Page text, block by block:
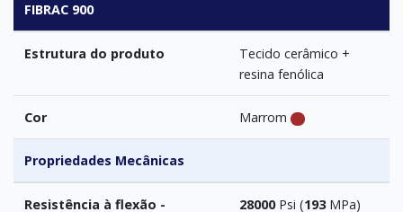
FIBRAC 900
Estrutura do produto
Tecido cerâmico +
resina fenólica
Cor Marrom
Propriedades Mecânicas
Resistência à flexão -
28000Psi (193MPa)